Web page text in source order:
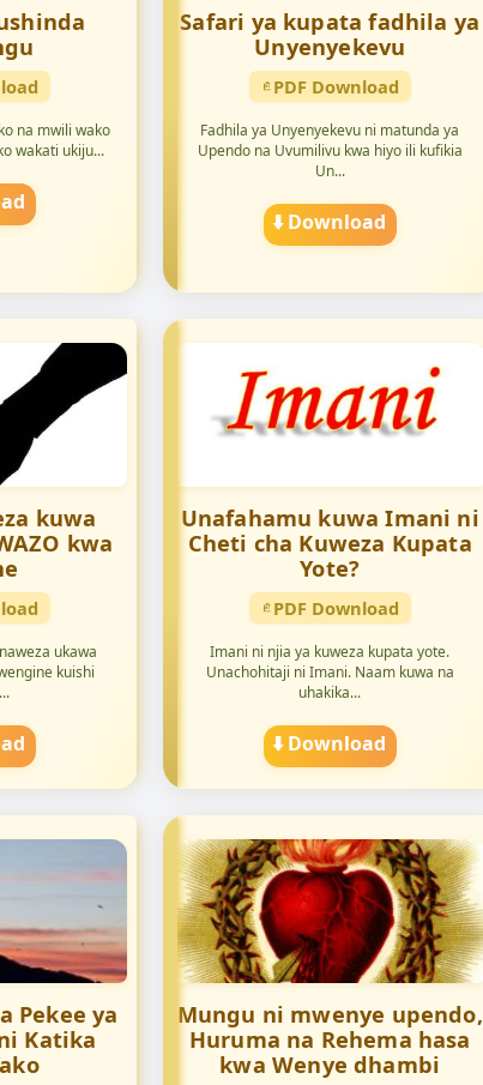
na mwili wako
wakati ukiju...
Safari ya kupata fadhila ya
Unyenyekevu
PDF Download
Fadhila ya Unyenyekevu ni matunda ya
Upendo na Uvumilivu kwa hiyo ili kufikia
Un...
⬇️ Download
kuwa
kwa
ukawa
kuishi
Unafahamu kuwa Imani ni
Cheti cha Kuweza Kupata
Yote?
PDF Download
Imani ni njia ya kuweza kupata yote.
Unachohitaji ni Imani. Naam kuwa na
uhakika...
⬇️ Download
Pekee ya
Katika
Mungu ni mwenye upendo,
Huruma na Rehema hasa
kwa Wenye dhambi